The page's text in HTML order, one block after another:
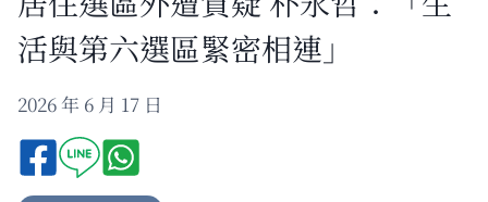
活與第六選區緊密相連」
2026 年 6 月 17 日